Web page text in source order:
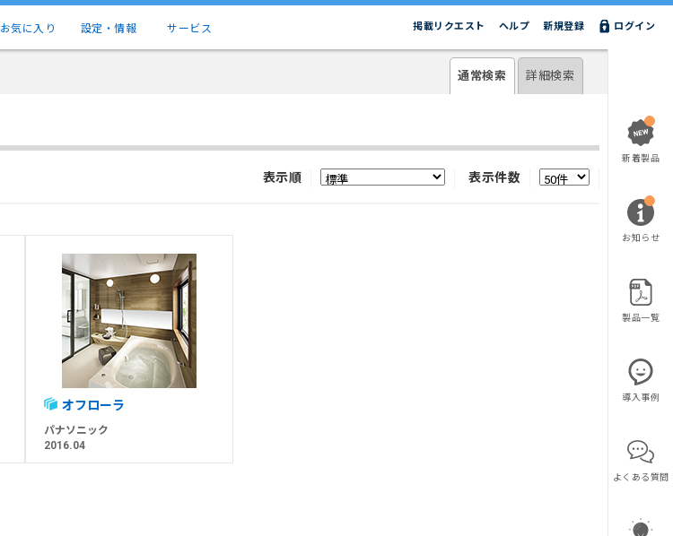
お気に入り 設定・情報 サービス ログイン
新規登録
ヘルプ
掲載リクエスト
通常検索 詳細検索
表示順 表示件数
オフローラ
パナソニック
2016.04
新着製品
お知らせ
製品一覧
導入事例
よくある質問